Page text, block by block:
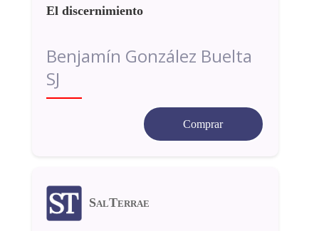
El discernimiento
Benjamín González Buelta
SJ
Comprar
SalTerrae